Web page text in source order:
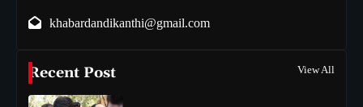
khabardandikanthi@gmail.com
Recent Post View All